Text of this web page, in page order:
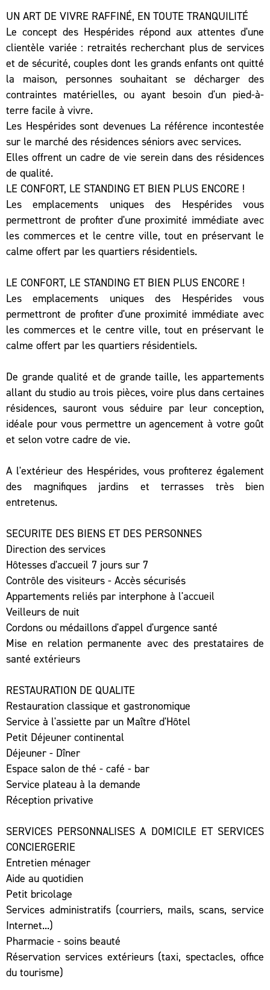
UN ART DE VIVRE RAFFINÉ, EN TOUTE TRANQUILITÉ
Le concept des Hespérides répond aux attentes d'une
clientèle variée : retraités recherchant plus de services
et de sécurité, couples dont les grands enfants ont quitté
la maison, personnes souhaitant se décharger des
contraintes matérielles, ou ayant besoin d'un pied-à-
terre facile à vivre.
Les Hespérides sont devenues La référence incontestée
sur le marché des résidences séniors avec services.
Elles offrent un cadre de vie serein dans des résidences
de qualité.
LE CONFORT, LE STANDING ET BIEN PLUS ENCORE !
Les emplacements uniques des Hespérides vous
permettront de profiter d'une proximité immédiate avec
les commerces et le centre ville, tout en préservant le
calme offert par les quartiers résidentiels.
LE CONFORT, LE STANDING ET BIEN PLUS ENCORE !
Les emplacements uniques des Hespérides vous
permettront de profiter d'une proximité immédiate avec
les commerces et le centre ville, tout en préservant le
calme offert par les quartiers résidentiels.
De grande qualité et de grande taille, les appartements
allant du studio au trois pièces, voire plus dans certaines
résidences, sauront vous séduire par leur conception,
idéale pour vous permettre un agencement à votre goût
et selon votre cadre de vie.
A l'extérieur des Hespérides, vous profiterez également
des magnifiques jardins et terrasses très bien
entretenus.
SECURITE DES BIENS ET DES PERSONNES
Direction des services
Hôtesses d'accueil 7 jours sur 7
Contrôle des visiteurs - Accès sécurisés
Appartements reliés par interphone à l'accueil
Veilleurs de nuit
Cordons ou médaillons d'appel d'urgence santé
Mise en relation permanente avec des prestataires de
santé extérieurs
RESTAURATION DE QUALITE
Restauration classique et gastronomique
Service à l'assiette par un Maître d'Hôtel
Petit Déjeuner continental
Déjeuner - Dîner
Espace salon de thé - café - bar
Service plateau à la demande
Réception privative
SERVICES PERSONNALISES A DOMICILE ET SERVICES
CONCIERGERIE
Entretien ménager
Aide au quotidien
Petit bricolage
Services administratifs (courriers, mails, scans, service
Internet...)
Pharmacie - soins beauté
Réservation services extérieurs (taxi, spectacles, office
du tourisme)